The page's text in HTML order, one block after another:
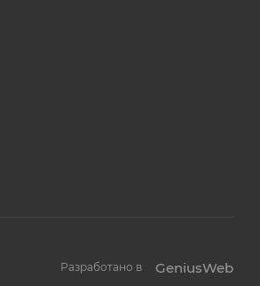
Разработано в GeniusWeb